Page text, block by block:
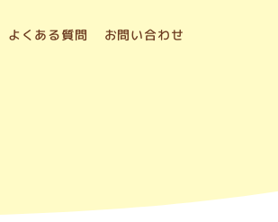
よくある質問 お問い合わせ